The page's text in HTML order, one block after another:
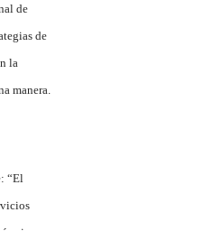
de
de
la
manera.
“El